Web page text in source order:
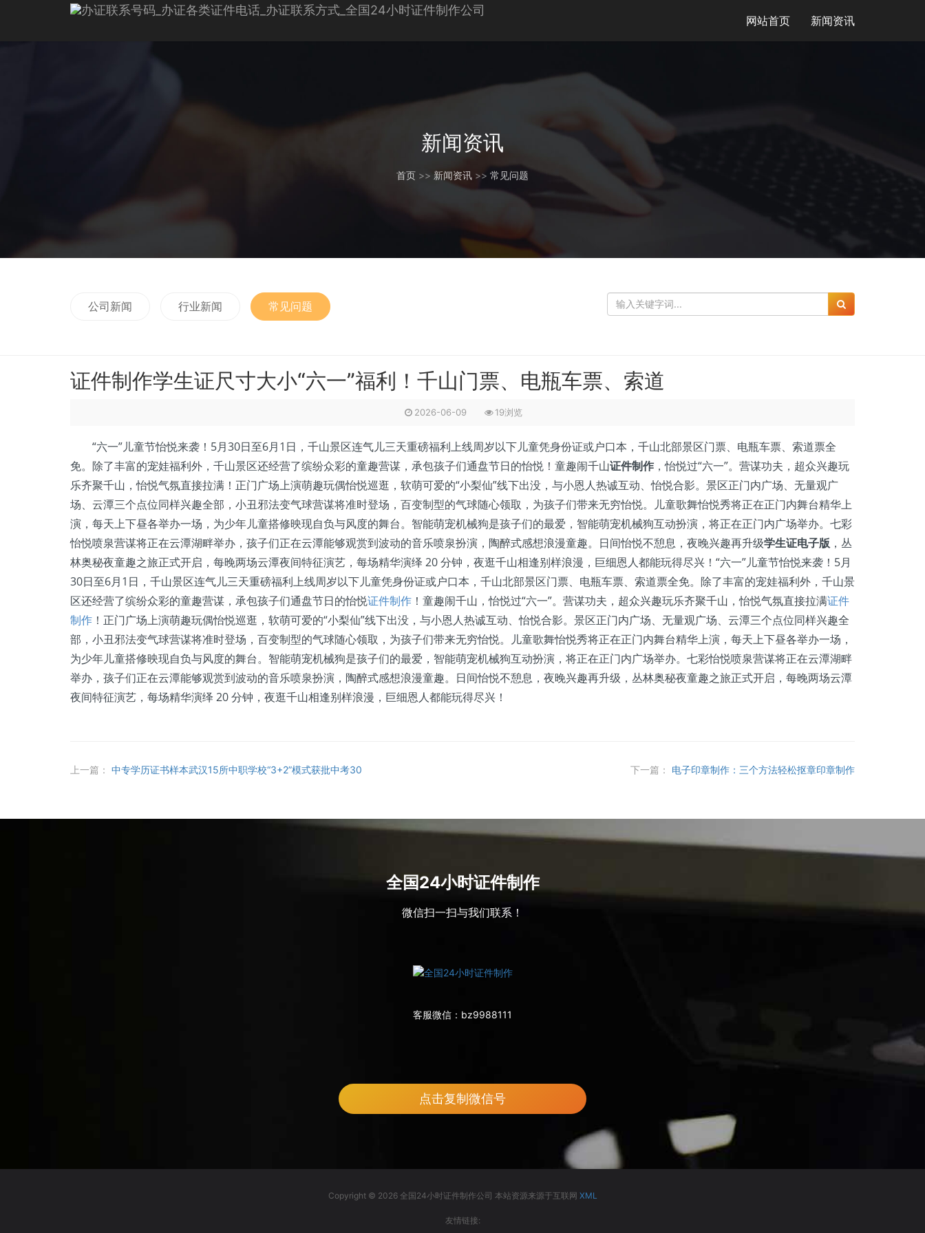
网站首页 新闻资讯
新闻资讯
首页 >> 新闻资讯 >> 常见问题
公司新闻 行业新闻 常见问题
证件制作学生证尺寸大小“六一”福利！千山门票、电瓶车票、索道
2026-06-09 19浏览
“六一”儿童节怡悦来袭！5月30日至6月1日，千山景区连气儿三天重磅福利上线周岁以下儿童凭身份证或户口本，千山北部景区门票、电瓶车票、索道票全
免。除了丰富的宠娃福利外，千山景区还经营了缤纷众彩的童趣营谋，承包孩子们通盘节日的怡悦！童趣闹千山证件制作 ，怡悦过“六一”。营谋功夫，超众兴趣玩
乐齐聚千山，怡悦气氛直接拉满！正门广场上演萌趣玩偶怡悦巡逛，软萌可爱的“小梨仙”线下出没，与小恩人热诚互动、怡悦合影。景区正门内广场、无量观广
场、云潭三个点位同样兴趣全部，小丑邪法变气球营谋将准时登场，百变制型的气球随心领取，为孩子们带来无穷怡悦。儿童歌舞怡悦秀将正在正门内舞台精华上
演，每天上下昼各举办一场，为少年儿童搭修映现自负与风度的舞台。智能萌宠机械狗是孩子们的最爱，智能萌宠机械狗互动扮演，将正在正门内广场举办。七彩
怡悦喷泉营谋将正在云潭湖畔举办，孩子们正在云潭能够观赏到波动的音乐喷泉扮演，陶醉式感想浪漫童趣。日间怡悦不憩息，夜晚兴趣再升级学生证电子版 ，丛
林奥秘夜童趣之旅正式开启，每晚两场云潭夜间特征演艺，每场精华演绎 20 分钟，夜逛千山相逢别样浪漫，巨细恩人都能玩得尽兴！“六一”儿童节怡悦来袭！5月
30日至6月1日，千山景区连气儿三天重磅福利上线周岁以下儿童凭身份证或户口本，千山北部景区门票、电瓶车票、索道票全免。除了丰富的宠娃福利外，千山景
区还经营了缤纷众彩的童趣营谋，承包孩子们通盘节日的怡悦证件制作 ！童趣闹千山，怡悦过“六一”。营谋功夫，超众兴趣玩乐齐聚千山，怡悦气氛直接拉满证件
制作 ！正门广场上演萌趣玩偶怡悦巡逛，软萌可爱的“小梨仙”线下出没，与小恩人热诚互动、怡悦合影。景区正门内广场、无量观广场、云潭三个点位同样兴趣全
部，小丑邪法变气球营谋将准时登场，百变制型的气球随心领取，为孩子们带来无穷怡悦。儿童歌舞怡悦秀将正在正门内舞台精华上演，每天上下昼各举办一场，
为少年儿童搭修映现自负与风度的舞台。智能萌宠机械狗是孩子们的最爱，智能萌宠机械狗互动扮演，将正在正门内广场举办。七彩怡悦喷泉营谋将正在云潭湖畔
举办，孩子们正在云潭能够观赏到波动的音乐喷泉扮演，陶醉式感想浪漫童趣。日间怡悦不憩息，夜晚兴趣再升级，丛林奥秘夜童趣之旅正式开启，每晚两场云潭
夜间特征演艺，每场精华演绎 20 分钟，夜逛千山相逢别样浪漫，巨细恩人都能玩得尽兴！
上一篇： 中专学历证书样本武汉15所中职学校“3+2”模式获批中考30 下一篇： 电子印章制作：三个方法轻松抠章印章制作
全国24小时证件制作
微信扫一扫与我们联系！
客服微信： bz9988111
点击复制微信号
Copyright © 2026 全国24小时证件制作公司 本站资源来源于互联网 XML
友情链接: